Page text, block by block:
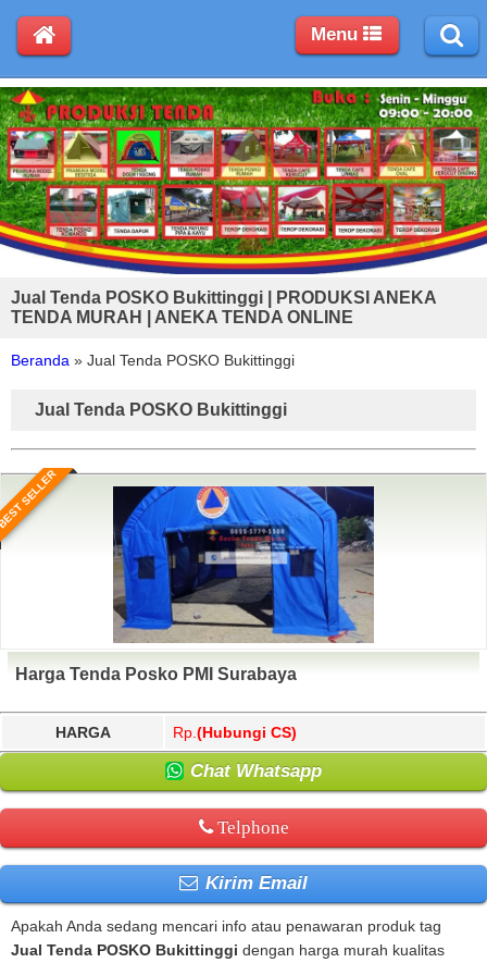
Jual Tenda POSKO Bukittinggi | PRODUKSI ANEKA
TENDA MURAH | ANEKA TENDA ONLINE
Beranda » Jual Tenda POSKO Bukittinggi
Jual Tenda POSKO Bukittinggi
SELLER
Harga Tenda Posko PMI Surabaya
HARGA Rp. (Hubungi CS)
Chat Whatsapp
Telphone
Kirim Email
Apakah Anda sedang mencari info atau penawaran produk tag
Jual Tenda POSKO Bukittinggi dengan harga murah kualitas
Menu